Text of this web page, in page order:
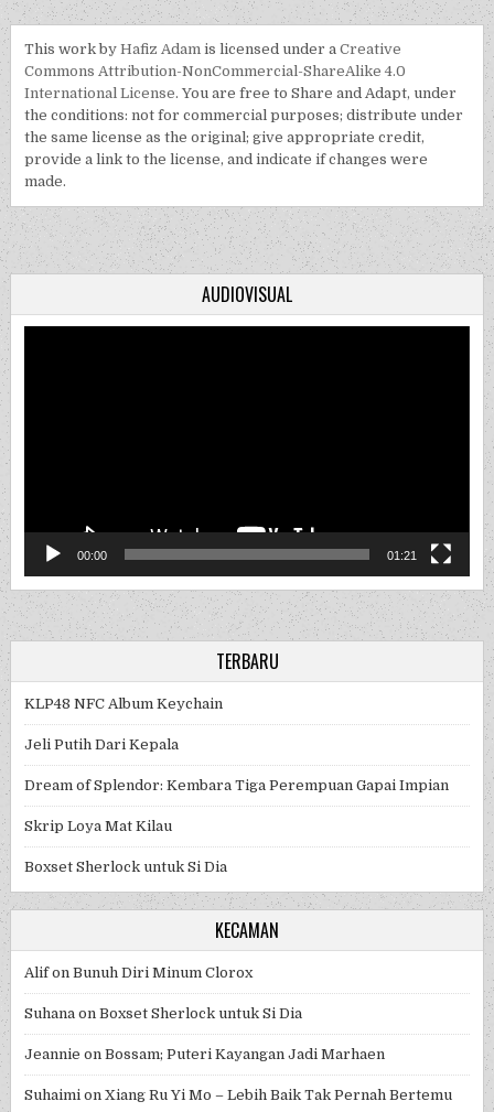
This work byHafiz Adam is licensed under aCreative
Commons Attribution-NonCommercial-ShareAlike 4.0
International License. You are free to Share and Adapt, under
the conditions: not for commercial purposes; distribute under
the same license as the original; give appropriate credit,
provide a link to the license, and indicate if changes were
made.
AUDIOVISUAL
00:00 01:21
TERBARU
KLP48 NFC Album Keychain
Jeli Putih Dari Kepala
Dream of Splendor: Kembara Tiga Perempuan Gapai Impian
Skrip Loya Mat Kilau
Boxset Sherlock untuk Si Dia
KECAMAN
AlifonBunuh Diri Minum Clorox
Suhana onBoxset Sherlock untuk Si Dia
Jeannie onBossam; Puteri Kayangan Jadi Marhaen
Suhaimi onXiang Ru Yi Mo – Lebih Baik Tak Pernah Bertemu